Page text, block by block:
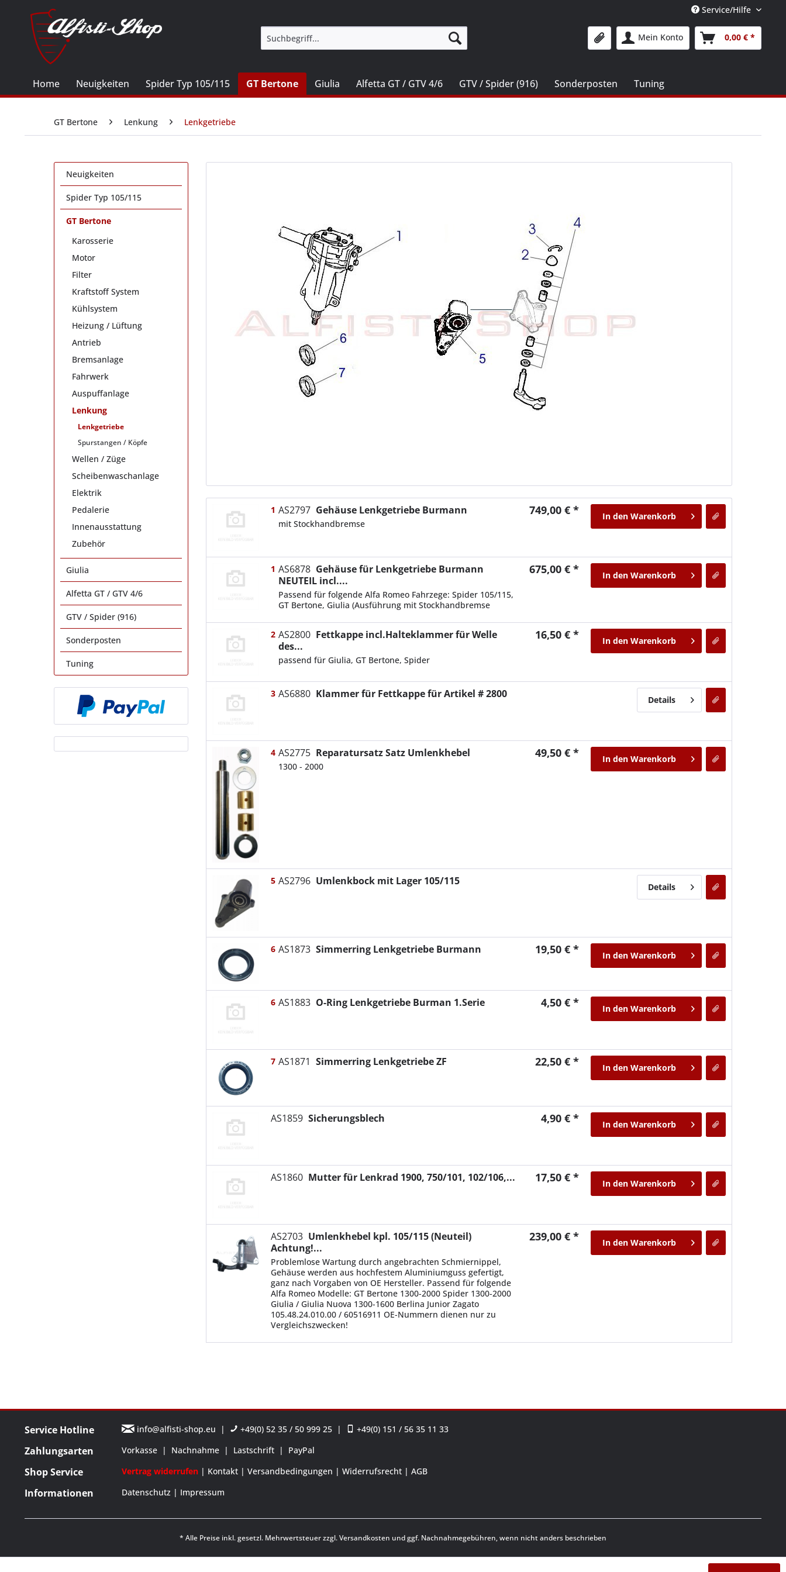
Service/Hilfe
Mein Konto 0,00 € *
Home Neuigkeiten Spider Typ 105/115 GT Bertone Giulia Alfetta GT / GTV 4/6 GTV / Spider (916) Sonderposten Tuning
GT Bertone Lenkung Lenkgetriebe
Neuigkeiten
Spider Typ 105/115
GT Bertone
Karosserie
Motor
Filter
Kraftstoff System
Kühlsystem
Heizung / Lüftung
Antrieb
Bremsanlage
Fahrwerk
Auspuffanlage
Lenkung
Lenkgetriebe
Spurstangen / Köpfe
Wellen / Züge
Scheibenwaschanlage
Elektrik
Pedalerie
Innenausstattung
Zubehör
Giulia
Alfetta GT / GTV 4/6
GTV / Spider (916)
Sonderposten
Tuning
1 AS2797 Gehäuse Lenkgetriebe Burmann
mit Stockhandbremse
749,00 € * In den Warenkorb
1 AS6878 Gehäuse für Lenkgetriebe Burmann
NEUTEIL incl....
Passend für folgende Alfa Romeo Fahrzege: Spider 105/115,
GT Bertone, Giulia (Ausführung mit Stockhandbremse
675,00 € * In den Warenkorb
2 AS2800 Fettkappe incl.Halteklammer für Welle
des...
passend für Giulia, GT Bertone, Spider
16,50 € * In den Warenkorb
3 AS6880 Klammer für Fettkappe für Artikel # 2800 Details
4 AS2775 Reparatursatz Satz Umlenkhebel
1300 - 2000
49,50 € * In den Warenkorb
5 AS2796 Umlenkbock mit Lager 105/115 Details
6 AS1873 Simmerring Lenkgetriebe Burmann 19,50 € * In den Warenkorb
6 AS1883 O-Ring Lenkgetriebe Burman 1.Serie 4,50 € * In den Warenkorb
7 AS1871 Simmerring Lenkgetriebe ZF 22,50 € * In den Warenkorb
AS1859 Sicherungsblech 4,90 € * In den Warenkorb
AS1860 Mutter für Lenkrad 1900, 750/101, 102/106,... 17,50 € * In den Warenkorb
AS2703 Umlenkhebel kpl. 105/115 (Neuteil)
Achtung!...
Problemlose Wartung durch angebrachten Schmiernippel,
Gehäuse werden aus hochfestem Aluminiumguss gefertigt,
ganz nach Vorgaben von OE Hersteller. Passend für folgende
Alfa Romeo Modelle: GT Bertone 1300-2000 Spider 1300-2000
Giulia / Giulia Nuova 1300-1600 Berlina Junior Zagato
105.48.24.010.00 / 60516911 OE-Nummern dienen nur zu
Vergleichszwecken!
239,00 € * In den Warenkorb
Service Hotline info@alfisti-shop.eu | +49(0) 52 35 / 50 999 25 | +49(0) 151 / 56 35 11 33
Zahlungsarten Vorkasse | Nachnahme | Lastschrift | PayPal
Shop Service Vertrag widerrufen Kontakt Versandbedingungen Widerrufsrecht AGB
Informationen Datenschutz Impressum
* Alle Preise inkl. gesetzl. Mehrwertsteuer zzgl.Versandkosten und ggf. Nachnahmegebühren, wenn nicht anders beschrieben